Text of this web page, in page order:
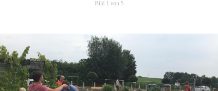
Bild 1 von 5